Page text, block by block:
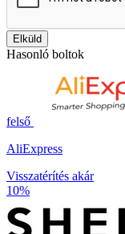
Elküld
Hasonló boltok
felső
AliExpress
Visszatérítés akár
10%